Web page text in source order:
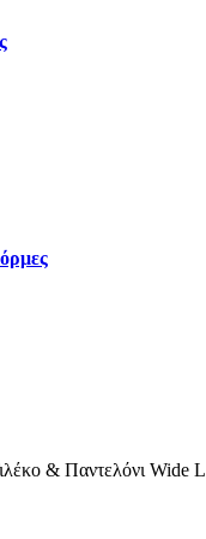
& Παντελόνι Wide